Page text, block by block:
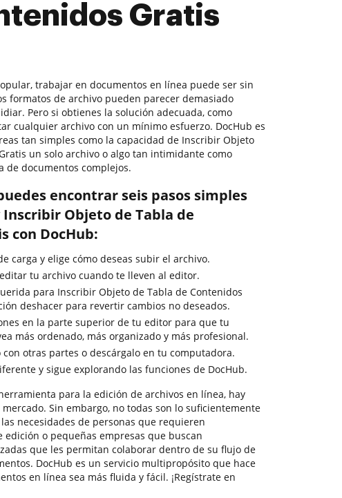
Gratis
trabajar en documentos en línea puede ser sin
formatos de archivo pueden parecer demasiado
Pero si obtienes la solución adecuada, como
cualquier archivo con un mínimo esfuerzo. DocHub es
tan simples como la capacidad de Inscribir Objeto
un solo archivo o algo tan intimidante como
de documentos complejos.
encontrar seis pasos simples
Objeto de Tabla de
con DocHub:
carga y elige cómo deseas subir el archivo.
tu archivo cuando te lleven al editor.
para Inscribir Objeto de Tabla de Contenidos
deshacer para revertir cambios no deseados.
en la parte superior de tu editor para que tu
más ordenado, más organizado y más profesional.
otras partes o descárgalo en tu computadora.
y sigue explorando las funciones de DocHub.
para la edición de archivos en línea, hay
Sin embargo, no todas son lo suficientemente
necesidades de personas que requieren
o pequeñas empresas que buscan
que les permitan colaborar dentro de su flujo de
DocHub es un servicio multipropósito que hace
en línea sea más fluida y fácil. ¡Regístrate en